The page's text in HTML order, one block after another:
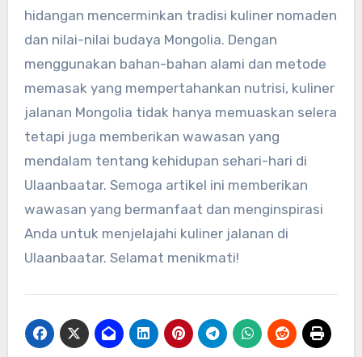
hidangan mencerminkan tradisi kuliner nomaden
dan nilai-nilai budaya Mongolia. Dengan
menggunakan bahan-bahan alami dan metode
memasak yang mempertahankan nutrisi, kuliner
jalanan Mongolia tidak hanya memuaskan selera
tetapi juga memberikan wawasan yang
mendalam tentang kehidupan sehari-hari di
Ulaanbaatar. Semoga artikel ini memberikan
wawasan yang bermanfaat dan menginspirasi
Anda untuk menjelajahi kuliner jalanan di
Ulaanbaatar. Selamat menikmati!